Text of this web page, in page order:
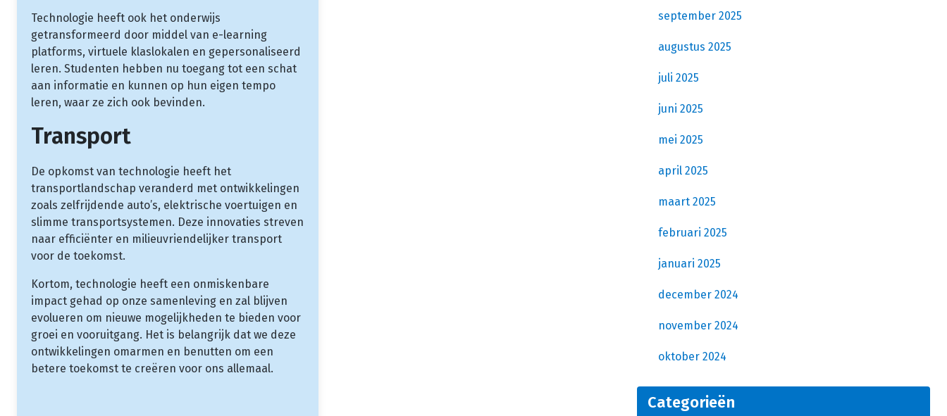
Technologie heeft ook het onderwijs
getransformeerd door middel van e-learning
platforms, virtuele klaslokalen en gepersonaliseerd
leren. Studenten hebben nu toegang tot een schat
aan informatie en kunnen op hun eigen tempo
leren, waar ze zich ook bevinden.
Transport
De opkomst van technologie heeft het
transportlandschap veranderd met ontwikkelingen
zoals zelfrijdende auto’s, elektrische voertuigen en
slimme transportsystemen. Deze innovaties streven
naar efficiënter en milieuvriendelijker transport
voor de toekomst.
Kortom, technologie heeft een onmiskenbare
impact gehad op onze samenleving en zal blijven
evolueren om nieuwe mogelijkheden te bieden voor
groei en vooruitgang. Het is belangrijk dat we deze
ontwikkelingen omarmen en benutten om een
betere toekomst te creëren voor ons allemaal.
september 2025
augustus 2025
juli 2025
juni 2025
mei 2025
april 2025
maart 2025
februari 2025
januari 2025
december 2024
november 2024
oktober 2024
Categorieën